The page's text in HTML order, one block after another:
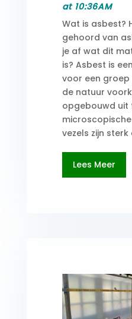
at 10:36AM
Wat is asbest?
gehoord van
je af wat dit
is? Asbest is
voor een groep
de natuur
opgebouwd uit
microscopische
vezels zijn sterk
Lees Meer